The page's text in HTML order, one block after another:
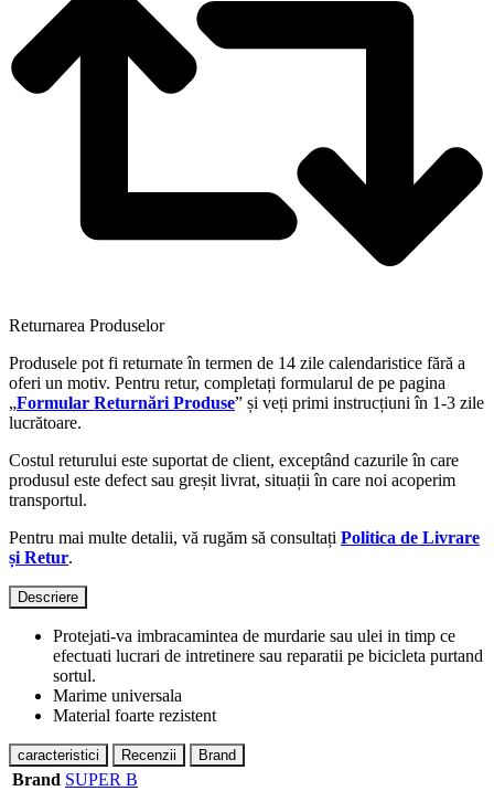
Returnarea Produselor
Produsele pot fi returnate în termen de 14 zile calendaristice fără a
oferi un motiv. Pentru retur, completați formularul de pe pagina
„Formular Returnări Produse” și veți primi instrucțiuni în 1-3 zile
lucrătoare.
Costul returului este suportat de client, exceptând cazurile în care
produsul este defect sau greșit livrat, situații în care noi acoperim
transportul.
Pentru mai multe detalii, vă rugăm să consultați Politica de Livrare
și Retur.
Descriere
Protejati-va imbracamintea de murdarie sau ulei in timp ce
efectuati lucrari de intretinere sau reparatii pe bicicleta purtand
sortul.
Marime universala
Material foarte rezistent
caracteristici Recenzii Brand
Brand SUPER B